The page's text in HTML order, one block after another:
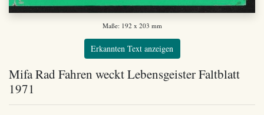
Maße: 192 x 203 mm
Erkannten Text anzeigen
Mifa Rad Fahren weckt Lebensgeister Faltblatt
1971